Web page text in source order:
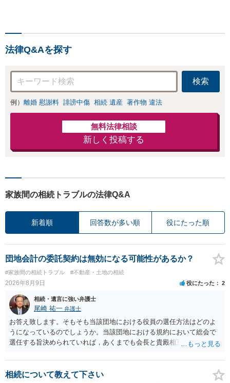
法律Q&Aを探す
検索
例） 離婚 慰謝料 誹謗中傷 相続 遺産 著作物 違法
無料法律相談
新しく投稿する
家族間の相続トラブルの法律Q&A
新着順 回答数が多い順 役にたった順
団地会計の委託契約は無効になる可能性があるか？
#家族間の相続トラブル #不動産・土地の相続
2026年8月9日 役にたった 2
相続・遺言に強い弁護士
尾崎 祐一 弁護士
お答え致します。そもそも当該団地における役員の選任方法はどのよ
うになっているのでしょうか。当該団地における規約において総会で
選任する旨決められていれば，あくまでも会長と貴殿相互間における
し，団地と貴殿との委託契約は有効に成立しています。当該団地にお
ける役員の選任が会長の専権でできるのであれば，貴殿と会長との合
相続について教えて下さい